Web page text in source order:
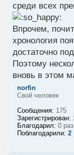
среди всех
Впрочем,
хронология
достаточно
Поэтому
вновь в этом
norfin
Свой человек
Сообщения: 175
Зарегистрирован:
Благодарил: 0
Поблагодарили: 2